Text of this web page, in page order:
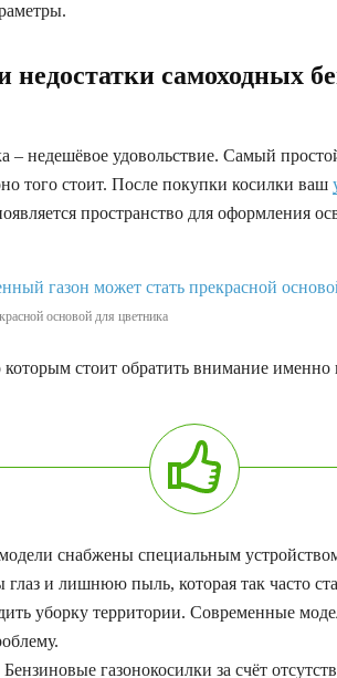
самоходных
– недешёвое удовольствие. Самый
того стоит. После покупки косилки ваш
пространство для оформления
основой для цветника
стоит обратить внимание
снабжены специальным
глаз и лишнюю пыль, которая так часто
уборку территории. Современные
газонокосилки за счёт